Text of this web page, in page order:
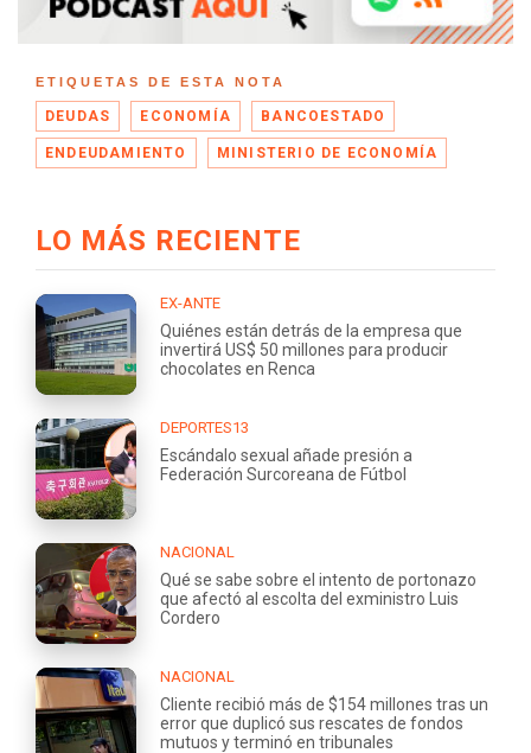
ETIQUETAS DE ESTA NOTA
DEUDAS ECONOMÍA BANCOESTADO
ENDEUDAMIENTO MINISTERIO DE ECONOMÍA
LO MÁS RECIENTE
EX-ANTE
Quiénes están detrás de la empresa que
invertirá US$ 50 millones para producir
chocolates en Renca
DEPORTES13
Escándalo sexual añade presión a
Federación Surcoreana de Fútbol
NACIONAL
Qué se sabe sobre el intento de portonazo
que afectó al escolta del exministro Luis
Cordero
NACIONAL
Cliente recibió más de $154 millones tras un
error que duplicó sus rescates de fondos
mutuos y terminó en tribunales